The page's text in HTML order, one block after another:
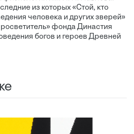
из которых «Стой, кто
человека и других зверей»
фонда Династия
богов и героев Древней